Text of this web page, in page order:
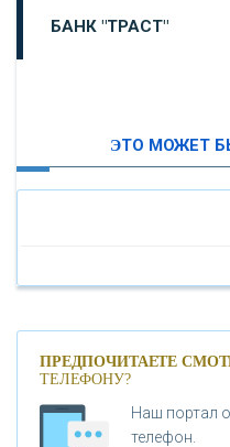
БАНК "ТРАСТ"
«БАНК САНКТ-
«ПРОМСВЯЗЬБАНК»
«НОВИКОМБАНК»
ЭТО МОЖЕТ
ПРЕДПОЧИТАЕТЕ
ТЕЛЕФОНУ?
Наш портал
телефон.